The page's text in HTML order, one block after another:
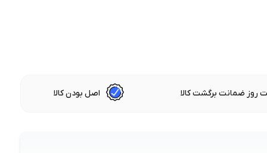
روز ضمانت برگشت کالا اصل بودن کالا